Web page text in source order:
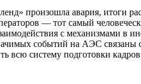
произошла авария, итоги
— тот самый
с механизмами в
событий на АЭС связаны
всю систему подготовки